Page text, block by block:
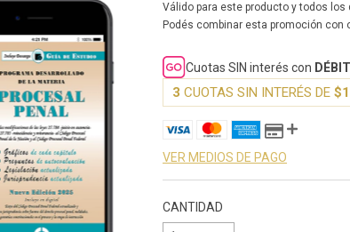
Válido para este producto y todos
Podés combinar esta promoción
Cuotas SIN interés con
3 CUOTAS SIN INTERÉS DE
VER MEDIOS DE PAGO
CANTIDAD